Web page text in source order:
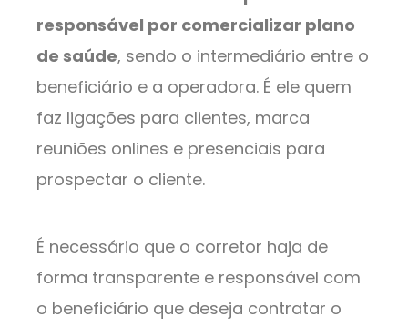
responsável por comercializar plano
de saúde, sendo o intermediário entre o
beneficiário e a operadora. É ele quem
faz ligações para clientes, marca
reuniões onlines e presenciais para
prospectar o cliente.
É necessário que o corretor haja de
forma transparente e responsável com
o beneficiário que deseja contratar o